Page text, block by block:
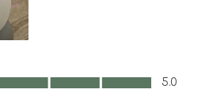
5.0